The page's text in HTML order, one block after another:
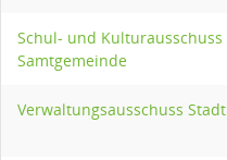
Schul- und Kulturausschuss
Samtgemeinde
Verwaltungsausschuss Stadt